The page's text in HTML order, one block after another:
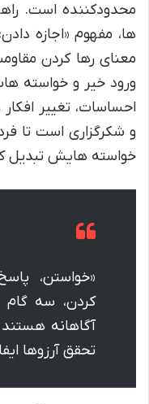
محدودکننده است.
معنای رها کردن
ورود خیر و خواسته
احساسات، تغییر
و شکرگزاری است تا
خواسته هایش تبدیل
«خواستن،
کردن، سه گام
آگاهانه
تحقق آرزوها